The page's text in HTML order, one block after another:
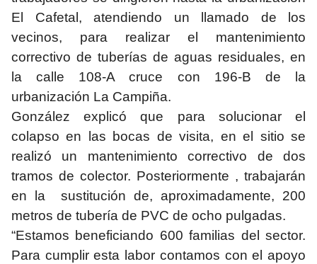
El Cafetal, atendiendo un llamado de los
vecinos, para realizar el mantenimiento
correctivo de tuberías de aguas residuales, en
la calle 108-A cruce con 196-B de la
urbanización La Campiña.
González explicó que para solucionar el
colapso en las bocas de visita, en el sitio se
realizó un mantenimiento correctivo de dos
tramos de colector. Posteriormente , trabajarán
en la sustitución de, aproximadamente, 200
metros de tubería de PVC de ocho pulgadas.
“Estamos beneficiando 600 familias del sector.
Para cumplir esta labor contamos con el apoyo